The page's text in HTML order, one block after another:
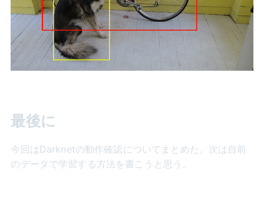
最後に
今回はDarknetの動作確認についてまとめた。次は自前
のデータで学習する方法を書こうと思う。